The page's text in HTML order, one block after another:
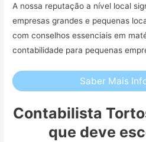
A nossa reputação a nível local
empresas grandes e pequenas
com conselhos essenciais em
contabilidade para pequenas
Saber Mais
Contabilista
que deve